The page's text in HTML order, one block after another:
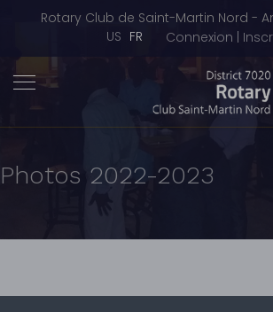
Rotary Club de Saint-Martin Nord -
Sélectionnez votre langue
US FR Connexion |
Photos 2022-2023